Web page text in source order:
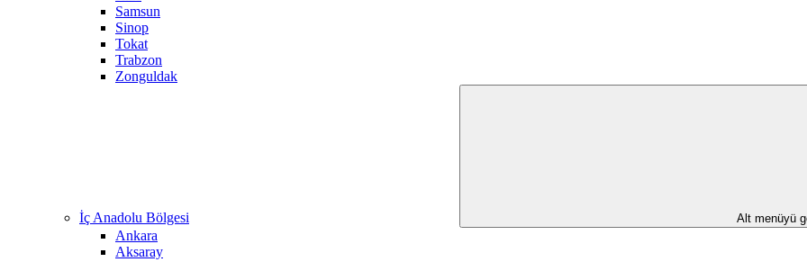
Samsun
Sinop
Tokat
Trabzon
Zonguldak
İç Anadolu Bölgesi Alt menüyü
Ankara
Aksaray